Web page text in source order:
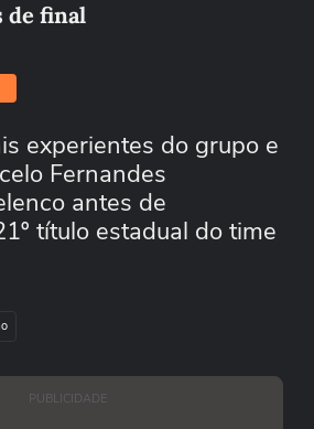
de final
experientes do grupo e
Fernandes
antes de
título estadual do time
PUBLICIDADE